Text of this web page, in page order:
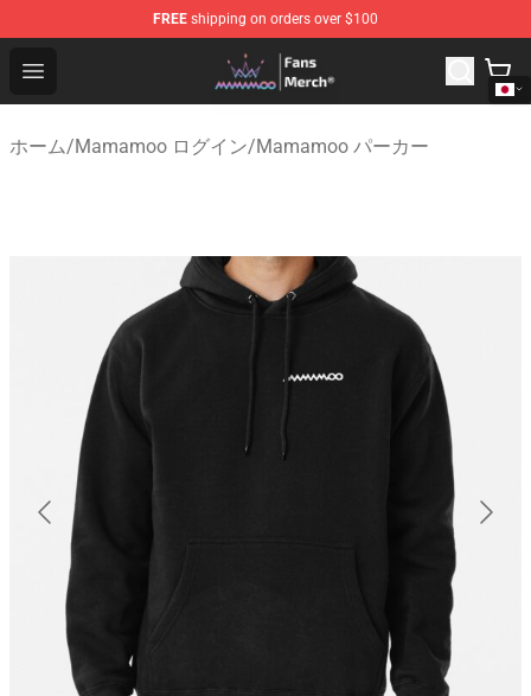
FREE shipping on orders over $100
Open menu
Mamamoo Store - Official Mamamoo Merchandise Shop
ホーム/Mamamoo ログイン/Mamamoo パーカー